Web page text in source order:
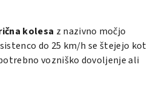
kolesa z nazivno močjo
do 25 km/h se štejejo kot
vozniško dovoljenje ali